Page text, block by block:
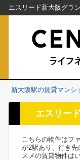
新大阪駅の賃貸マンシ
エスリー
こちらの物件はフ
が2駅あり、行き
スメの賃貸物件は